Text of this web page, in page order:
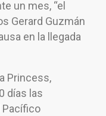
un mes, “el
Gerard Guzmán
en la llegada
Princess,
días las
Pacífico